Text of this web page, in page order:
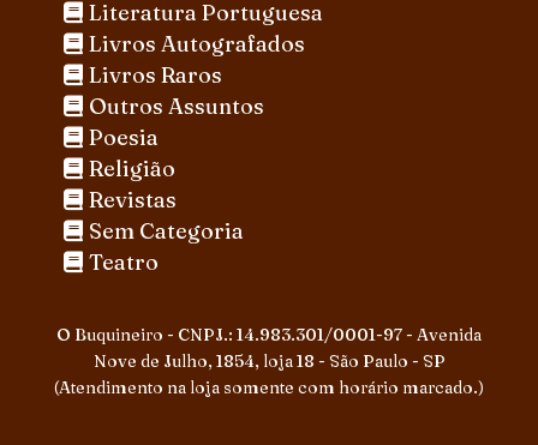
Literatura Portuguesa
Livros Autografados
Livros Raros
Outros Assuntos
Poesia
Religião
Revistas
Sem Categoria
Teatro
O Buquineiro - CNPJ.: 14.983.301/0001-97 - Avenida
Nove de Julho, 1854, loja 18 - São Paulo - SP
(Atendimento na loja somente com horário marcado.)